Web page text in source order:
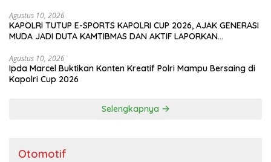
Agustus 10, 2026
KAPOLRI TUTUP E-SPORTS KAPOLRI CUP 2026, AJAK GENERASI
MUDA JADI DUTA KAMTIBMAS DAN AKTIF LAPORKAN
Agustus 10, 2026
Ipda Marcel Buktikan Konten Kreatif Polri Mampu Bersaing di
Kapolri Cup 2026
Selengkapnya
Otomotif